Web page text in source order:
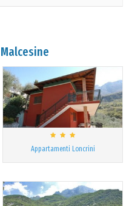
Appartamenti Loncrini